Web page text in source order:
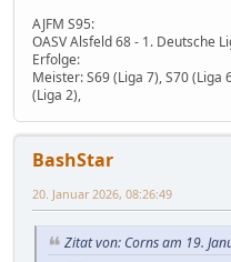
AJFM S95:
OASV Alsfeld 68 - 1. Deutsche
Erfolge:
Meister: S69 (Liga 7), S70 (Liga
(Liga 2),
BashStar
20. Januar 2026, 08:26:49
Zitat von: Corns am 19.